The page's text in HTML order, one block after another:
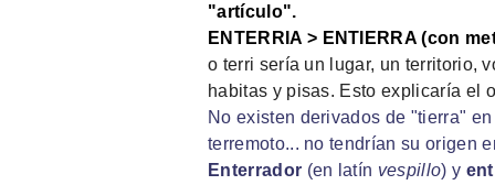
"artículo".
ENTERRIA > ENTIERRA (con
o terri sería un lugar, un territorio,
habitas y pisas. Esto explicaría el
No existen derivados de "tierra"
terremoto... no tendrían su origen
Enterrador (en latín vespillo) y